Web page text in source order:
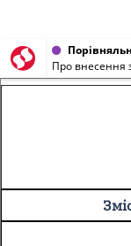
Про внесення